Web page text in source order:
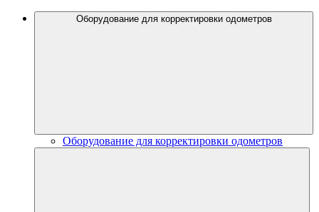
Оборудование для корректировки одометров
Оборудование для корректировки одометров